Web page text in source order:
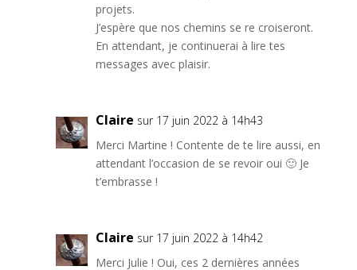
projets.
J’espère que nos chemins se re croiseront.
En attendant, je continuerai à lire tes
messages avec plaisir.
Claire sur 17 juin 2022 à 14h43
Merci Martine ! Contente de te lire aussi, en
attendant l’occasion de se revoir oui 🙂 Je
t’embrasse !
Claire sur 17 juin 2022 à 14h42
Merci Julie ! Oui, ces 2 dernières années